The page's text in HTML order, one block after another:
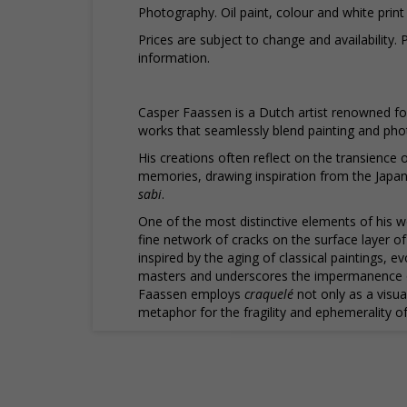
Photography. Oil paint, colour and white
Prices are subject to change and availability.
information.
Casper Faassen is a Dutch artist renowned
works that seamlessly blend painting and
His creations often reflect on the transience
memories, drawing inspiration from the
sabi.
One of the most distinctive elements of his
fine network of cracks on the surface layer
inspired by the aging of classical paintings,
masters and underscores the impermanence
Faassen employs craquelé not only as a
metaphor for the fragility and ephemerality